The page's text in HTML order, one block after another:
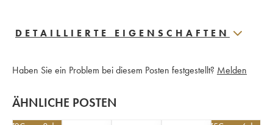
DETAILLIERTE EIGENSCHAFTEN
Haben Sie ein Problem bei diesem Posten festgestellt? Melden
ÄHNLICHE POSTEN